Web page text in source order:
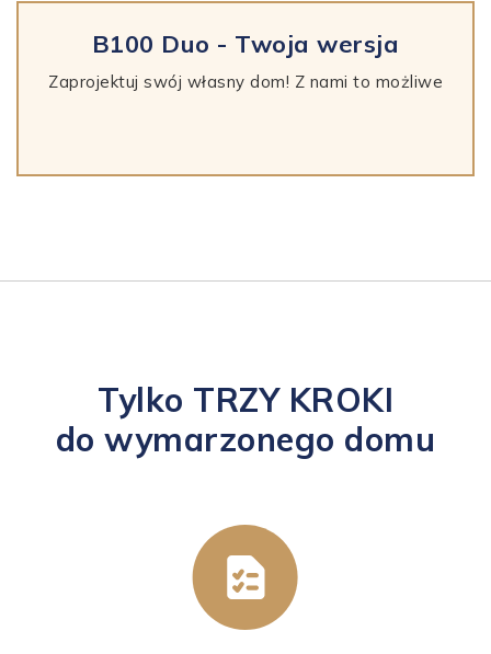
B100 Duo - Twoja wersja
Zaprojektuj swój własny dom! Z nami to możliwe
Tylko TRZY KROKI
do wymarzonego domu